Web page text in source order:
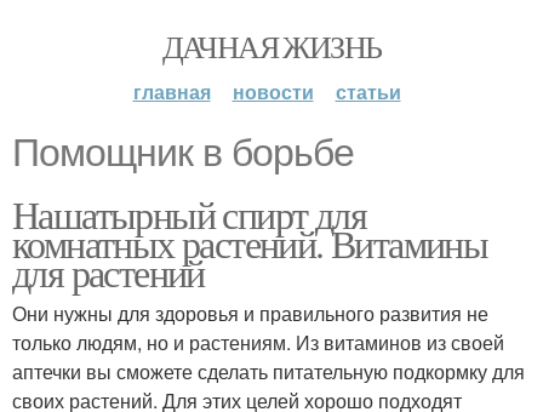
ДАЧНАЯ ЖИЗНЬ
главная новости статьи
Помощник в борьбе
Нашатырный спирт для
комнатных растений. Витамины
для растений
Они нужны для здоровья и правильного развития не
только людям, но и растениям. Из витаминов из своей
аптечки вы сможете сделать питательную подкормку для
своих растений. Для этих целей хорошо подходят